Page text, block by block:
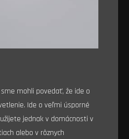
mohli povedať, že ide o
Ide o veľmi úsporné
jednak v domácnosti v
alebo v rôznych